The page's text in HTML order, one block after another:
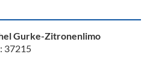
Gurke-Zitronenlimo
37215